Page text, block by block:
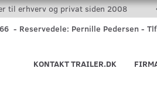
til erhverv og privat siden 2008
- Reservedele: Pernille Pedersen -
KONTAKT TRAILER.DK